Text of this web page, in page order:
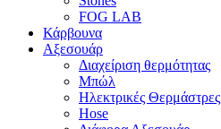
FOG LAB
Κάρβουνα
Αξεσουάρ
Διαχείριση θερμότητας
Μπώλ
Ηλεκτρικές Θερμάστρες
Hose